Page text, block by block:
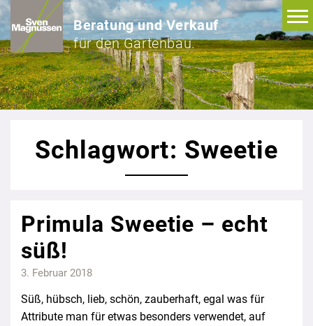
Beratung und Verkauf
für den Gartenbau.
Schlagwort: Sweetie
Primula Sweetie – echt
süß!
3. Februar 2018
Süß, hübsch, lieb, schön, zauberhaft, egal was für
Attribute man für etwas besonders verwendet, auf